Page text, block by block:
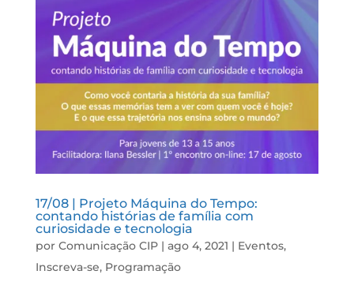
17/08 | Projeto Máquina do Tempo:
contando histórias de família com
curiosidade e tecnologia
por Comunicação CIP| ago 4, 2021 | Eventos,
Inscreva-se, Programação